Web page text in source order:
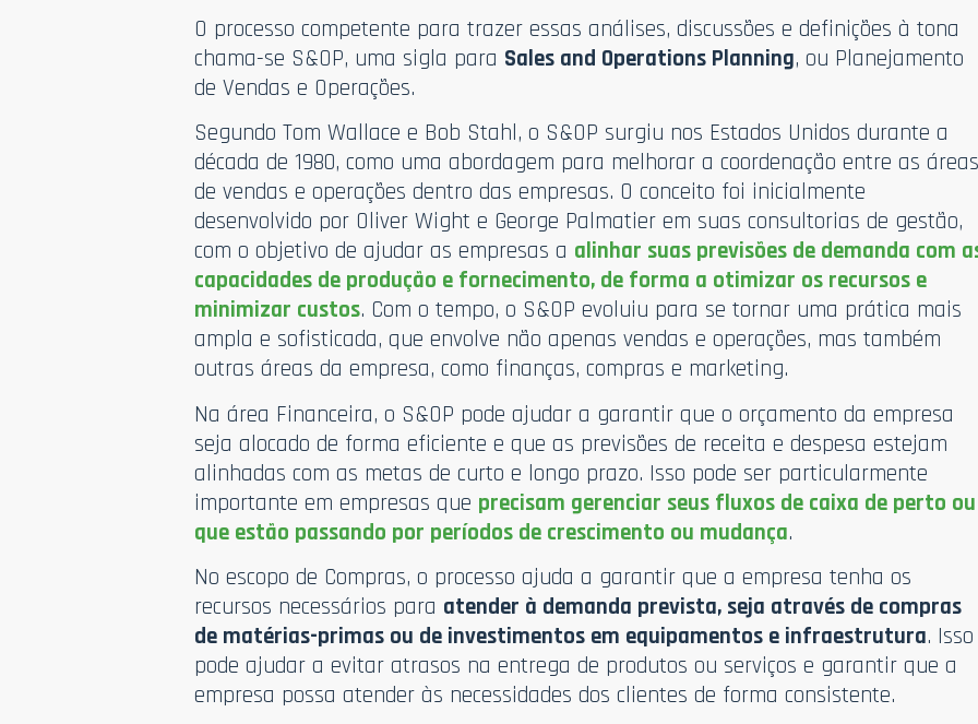
O processo competente para trazer essas análises, discussões e definições à tona
chama-se S&OP, uma sigla para Sales and Operations Planning, ou Planejamento
de Vendas e Operações.
Segundo Tom Wallace e Bob Stahl, o S&OP surgiu nos Estados Unidos durante a
década de 1980, como uma abordagem para melhorar a coordenação entre as
de vendas e operações dentro das empresas. O conceito foi inicialmente
desenvolvido por Oliver Wight e George Palmatier em suas consultorias de gestão,
com o objetivo de ajudar as empresas a alinhar suas previsões de demanda com
capacidades de produção e fornecimento, de forma a otimizar os recursos e
minimizar custos. Com o tempo, o S&OP evoluiu para se tornar uma prática mais
ampla e sofisticada, que envolve não apenas vendas e operações, mas também
outras áreas da empresa, como finanças, compras e marketing.
Na área Financeira, o S&OP pode ajudar a garantir que o orçamento da empresa
seja alocado de forma eficiente e que as previsões de receita e despesa estejam
alinhadas com as metas de curto e longo prazo. Isso pode ser particularmente
importante em empresas que precisam gerenciar seus fluxos de caixa de perto ou
que estão passando por períodos de crescimento ou mudança.
No escopo de Compras, o processo ajuda a garantir que a empresa tenha os
recursos necessários para atender à demanda prevista, seja através de compras
de matérias-primas ou de investimentos em equipamentos e infraestrutura. Isso
pode ajudar a evitar atrasos na entrega de produtos ou serviços e garantir que a
empresa possa atender às necessidades dos clientes de forma consistente.